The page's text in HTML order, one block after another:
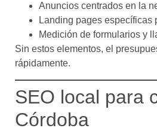
Anuncios centrados en la
Landing pages específicas
Medición de formularios y
Sin estos elementos, el
rápidamente.
SEO local para
Córdoba